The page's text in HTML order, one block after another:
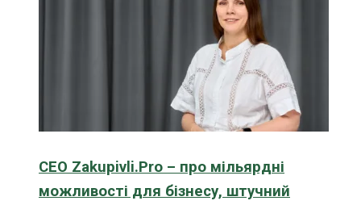
CEO Zakupivli.Pro – про мільярдні
можливості для бізнесу, штучний